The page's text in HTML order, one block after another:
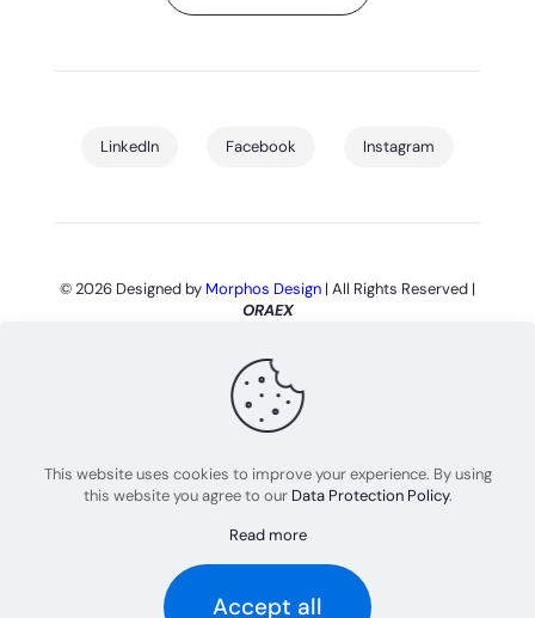
LinkedIn Facebook Instagram
© 2026 Designed by Morphos Design | All Rights Reserved |
ORAEX
This website uses cookies to improve your experience. By using
this website you agree to our Data Protection Policy.
Read more
Accept all